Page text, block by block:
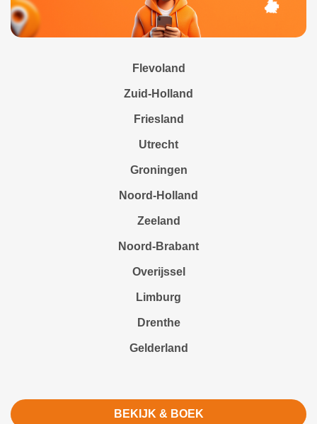
Flevoland
Zuid-Holland
Friesland
Utrecht
Groningen
Noord-Holland
Zeeland
Noord-Brabant
Overijssel
Limburg
Drenthe
Gelderland
BEKIJK & BOEK